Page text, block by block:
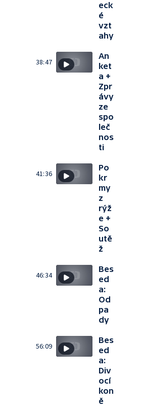
eck
é
vzt
ahy
38:47
An
ket
a +
Zpr
ávy
ze
spo
leč
nos
ti
41:36
Po
kr
my
z
rýž
e +
So
utě
ž
46:34
Bes
ed
a:
Od
pa
dy
56:09
Bes
ed
a:
Div
ocí
kon
ě